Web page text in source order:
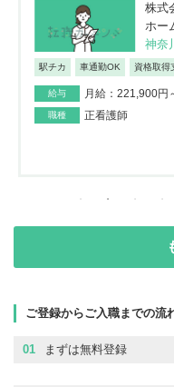
株式
ディ
東京
階
日勤のみ/夜勤なし
給与 月給：195,000円
ご登録からご入職までの流
01 まずは無料登録